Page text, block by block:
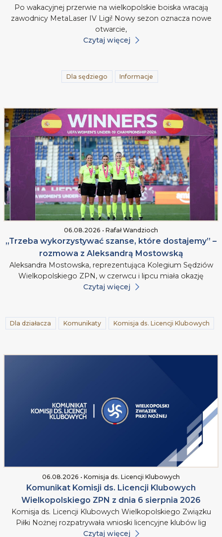
Po wakacyjnej przerwie na wielkopolskie boiska wracają
zawodnicy MetaLaser IV Ligi! Nowy sezon oznacza nowe
otwarcie,
Czytaj więcej
Dla sędziego Informacje
06.08.2026 • Rafał Wandzioch
„Trzeba wykorzystywać szanse, które dostajemy” –
rozmowa z Aleksandrą Mostowską
Aleksandra Mostowska, reprezentująca Kolegium Sędziów
Wielkopolskiego ZPN, w czerwcu i lipcu miała okazję
Czytaj więcej
Dla działacza Komunikaty Komisja ds. Licencji Klubowych
06.08.2026 • Komisja ds. Licencji Klubowych
Komunikat Komisji ds. Licencji Klubowych
Wielkopolskiego ZPN z dnia 6 sierpnia 2026
Komisja ds. Licencji Klubowych Wielkopolskiego Związku
Piłki Nożnej rozpatrywała wnioski licencyjne klubów lig
Czytaj więcej